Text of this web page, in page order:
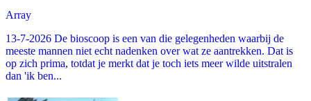
Array
13-7-2026 De bioscoop is een van die gelegenheden waarbij de
meeste mannen niet echt nadenken over wat ze aantrekken. Dat is
op zich prima, totdat je merkt dat je toch iets meer wilde uitstralen
dan 'ik ben...